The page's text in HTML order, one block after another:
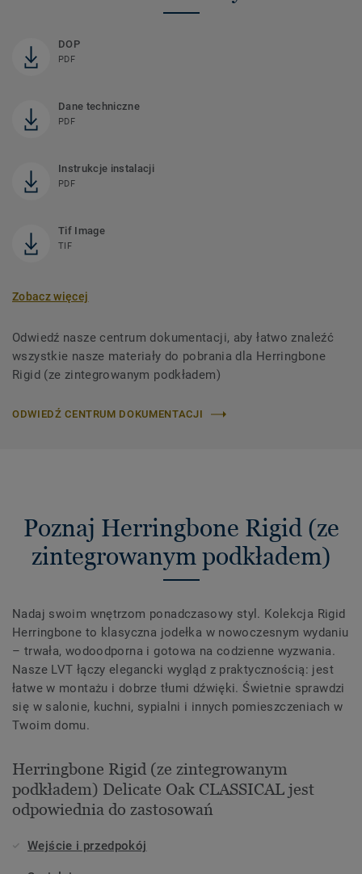
DOP
PDF
Dane techniczne
PDF
Instrukcje instalacji
PDF
Tif Image
TIF
Zobacz więcej
Odwiedź nasze centrum dokumentacji, aby łatwo znaleźć
wszystkie nasze materiały do ​​pobrania dla Herringbone
Rigid (ze zintegrowanym podkładem)
ODWIEDŹ CENTRUM DOKUMENTACJI
Poznaj Herringbone Rigid (ze
zintegrowanym podkładem)
Nadaj swoim wnętrzom ponadczasowy styl. Kolekcja Rigid
Herringbone to klasyczna jodełka w nowoczesnym wydaniu
– trwała, wodoodporna i gotowa na codzienne wyzwania.
Nasze LVT łączy elegancki wygląd z praktycznością: jest
łatwe w montażu i dobrze tłumi dźwięki. Świetnie sprawdzi
się w salonie, kuchni, sypialni i innych pomieszczeniach w
Twoim domu.
Herringbone Rigid (ze zintegrowanym
podkładem) Delicate Oak CLASSICAL jest
odpowiednia do zastosowań
Wejście i przedpokój